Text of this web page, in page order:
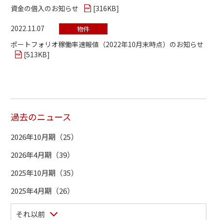
資金の借入のお知らせ [316KB]
2022.11.07 物件
ポートフォリオ稼働率速報値（2022年10月末時点）のお知らせ
[513KB]
過去のニュース
2026年10月期（25）
2026年4月期（39）
2025年10月期（35）
2025年4月期（26）
それ以前